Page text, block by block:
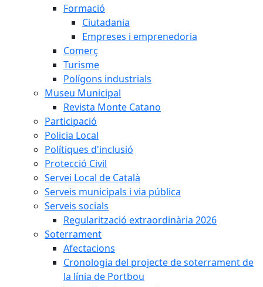
Formació
Ciutadania
Empreses i emprenedoria
Comerç
Turisme
Polígons industrials
Museu Municipal
Revista Monte Catano
Participació
Policia Local
Polítiques d'inclusió
Protecció Civil
Servei Local de Català
Serveis municipals i via pública
Serveis socials
Regularització extraordinària 2026
Soterrament
Afectacions
Cronologia del projecte de soterrament de
la línia de Portbou